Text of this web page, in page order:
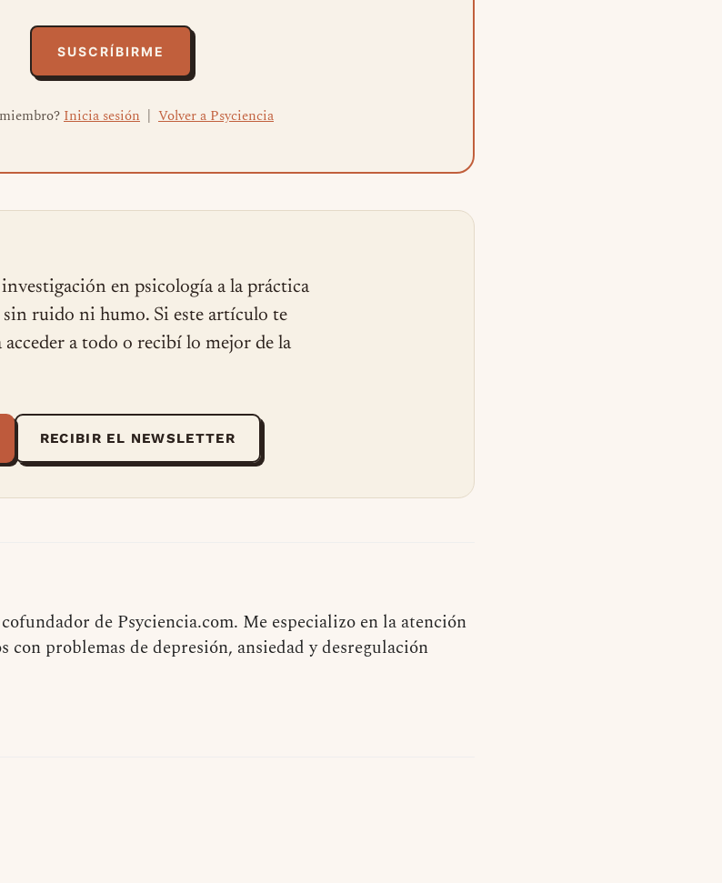
SUSCRÍBIRME
Inicia sesión | Volver a Psyciencia
en psicología a la práctica
ruido ni humo. Si este artículo te
a todo o recibí lo mejor de la
RECIBIR EL NEWSLETTER
de Psyciencia.com. Me especializo en la atención
con problemas de depresión, ansiedad y desregulación